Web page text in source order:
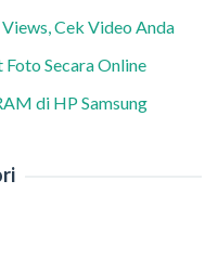
Cek Video Anda
Secara Online
di HP Samsung